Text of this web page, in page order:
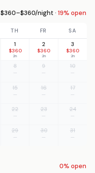
$360–$360/night · 19% open
TH FR
SA
1
$360
2n
2
$360
2n
3
$360
2n
8
—
9
—
10
—
15
—
16
—
17
—
22
—
23
—
24
—
29
—
30
—
31
—
0% open